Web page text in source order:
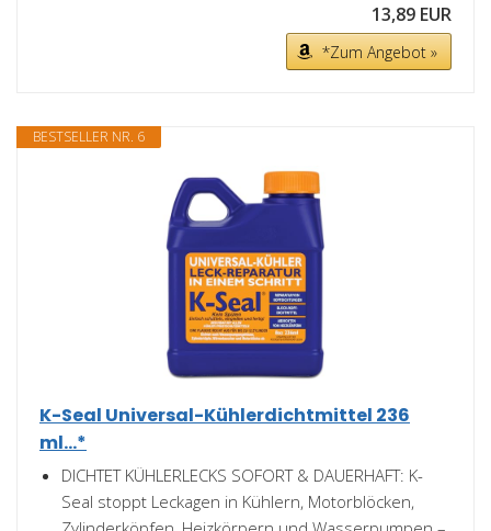
13,89 EUR
*Zum Angebot »
BESTSELLER NR. 6
K-Seal Universal-Kühlerdichtmittel 236
ml...*
DICHTET KÜHLERLECKS SOFORT & DAUERHAFT: K-
Seal stoppt Leckagen in Kühlern, Motorblöcken,